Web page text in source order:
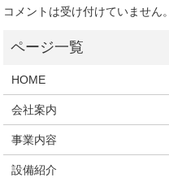
コメントは受け付けていません。
HOME
会社案内
事業内容
設備紹介